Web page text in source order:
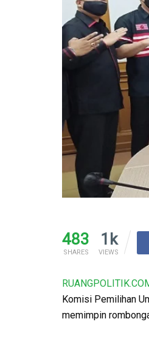
483
SHARES
1k
VIEWS
Komisi Pemilihan
memimpin